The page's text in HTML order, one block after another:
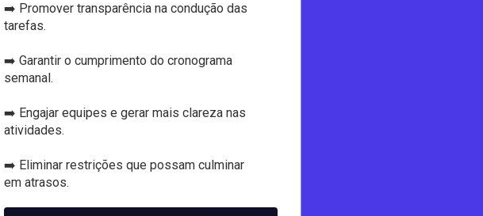
➡️ Promover transparência na condução das
tarefas.
➡️ Garantir o cumprimento do cronograma
semanal.
➡️ Engajar equipes e gerar mais clareza nas
atividades.
➡️ Eliminar restrições que possam culminar
em atrasos.